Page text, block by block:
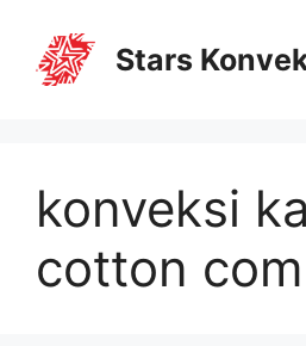
Stars
konveksi
cotton